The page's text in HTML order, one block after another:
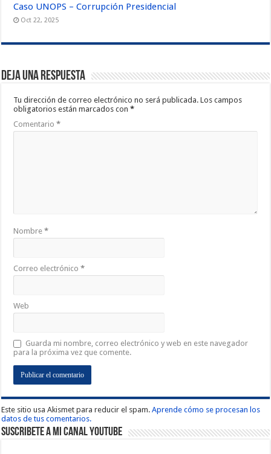
Caso UNOPS – Corrupción Presidencial
Oct 22, 2025
Deja una respuesta
Tu dirección de correo electrónico no será publicada. Los campos
obligatorios están marcados con*
Comentario*
Nombre*
Correo electrónico*
Web
Guarda mi nombre, correo electrónico y web en este navegador
para la próxima vez que comente.
Este sitio usa Akismet para reducir el spam.Aprende cómo se procesan los
datos de tus comentarios.
Suscribete a Mi Canal Youtube